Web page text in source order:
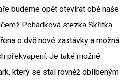
budeme opět otevírat obě naše
Pohádková stezka Skřítka
o dvě nové zastávky a možná
překvapení. Je také možné
který se stal rovněž oblíbeným